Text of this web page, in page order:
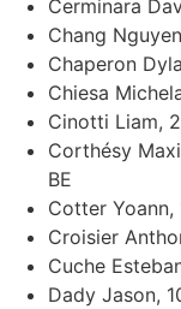
Cerminara
Chang
Chaperon
Chiesa
Cinotti Liam,
Corthésy
BE
Cotter Yoann,
Croisier
Cuche
Dady Jason,